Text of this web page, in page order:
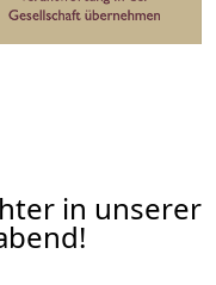
in unserer